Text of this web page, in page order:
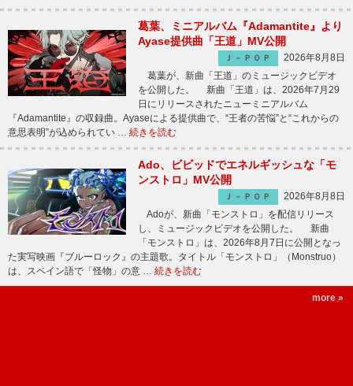
葛葉、ミニアルバム『Adamantite』より
Ayase提供曲「王道」MV公開
Ｊ－ＰＯＰ
2026年8月8日
葛葉が、新曲「王道」のミュージックビデオ
を公開した。 新曲「王道」は、2026年7月29
日にリリースされたニューミニアルバム
『Adamantite』の収録曲。Ayaseによる提供曲で、“王者の苦悩”と“これからの
意思表明”が込められてい … 続きを読む
Ado、ビビッドでエネルギッシュな「モ
ンストロ」MV公開
Ｊ－ＰＯＰ
2026年8月8日
Adoが、新曲「モンストロ」を配信リリース
し、ミュージックビデオを公開した。 新曲
「モンストロ」は、2026年8月7日に公開となっ
た実写映画『ブルーロック』の主題歌。タイトル「モンストロ」（Monstruo）
は、スペイン語で「怪物」の意 … 続きを読む
more »